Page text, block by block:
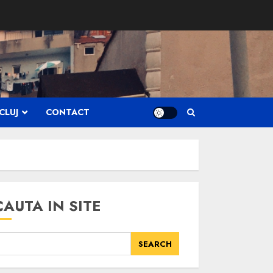
CONTACT
IN SITE
SEARCH